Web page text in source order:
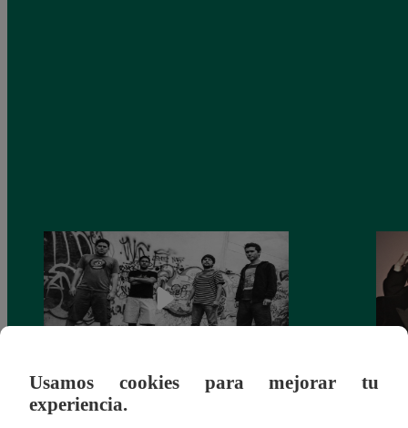
ILLYA KURYAKI AND THE
Usamos cookies para mejorar tu
experiencia.